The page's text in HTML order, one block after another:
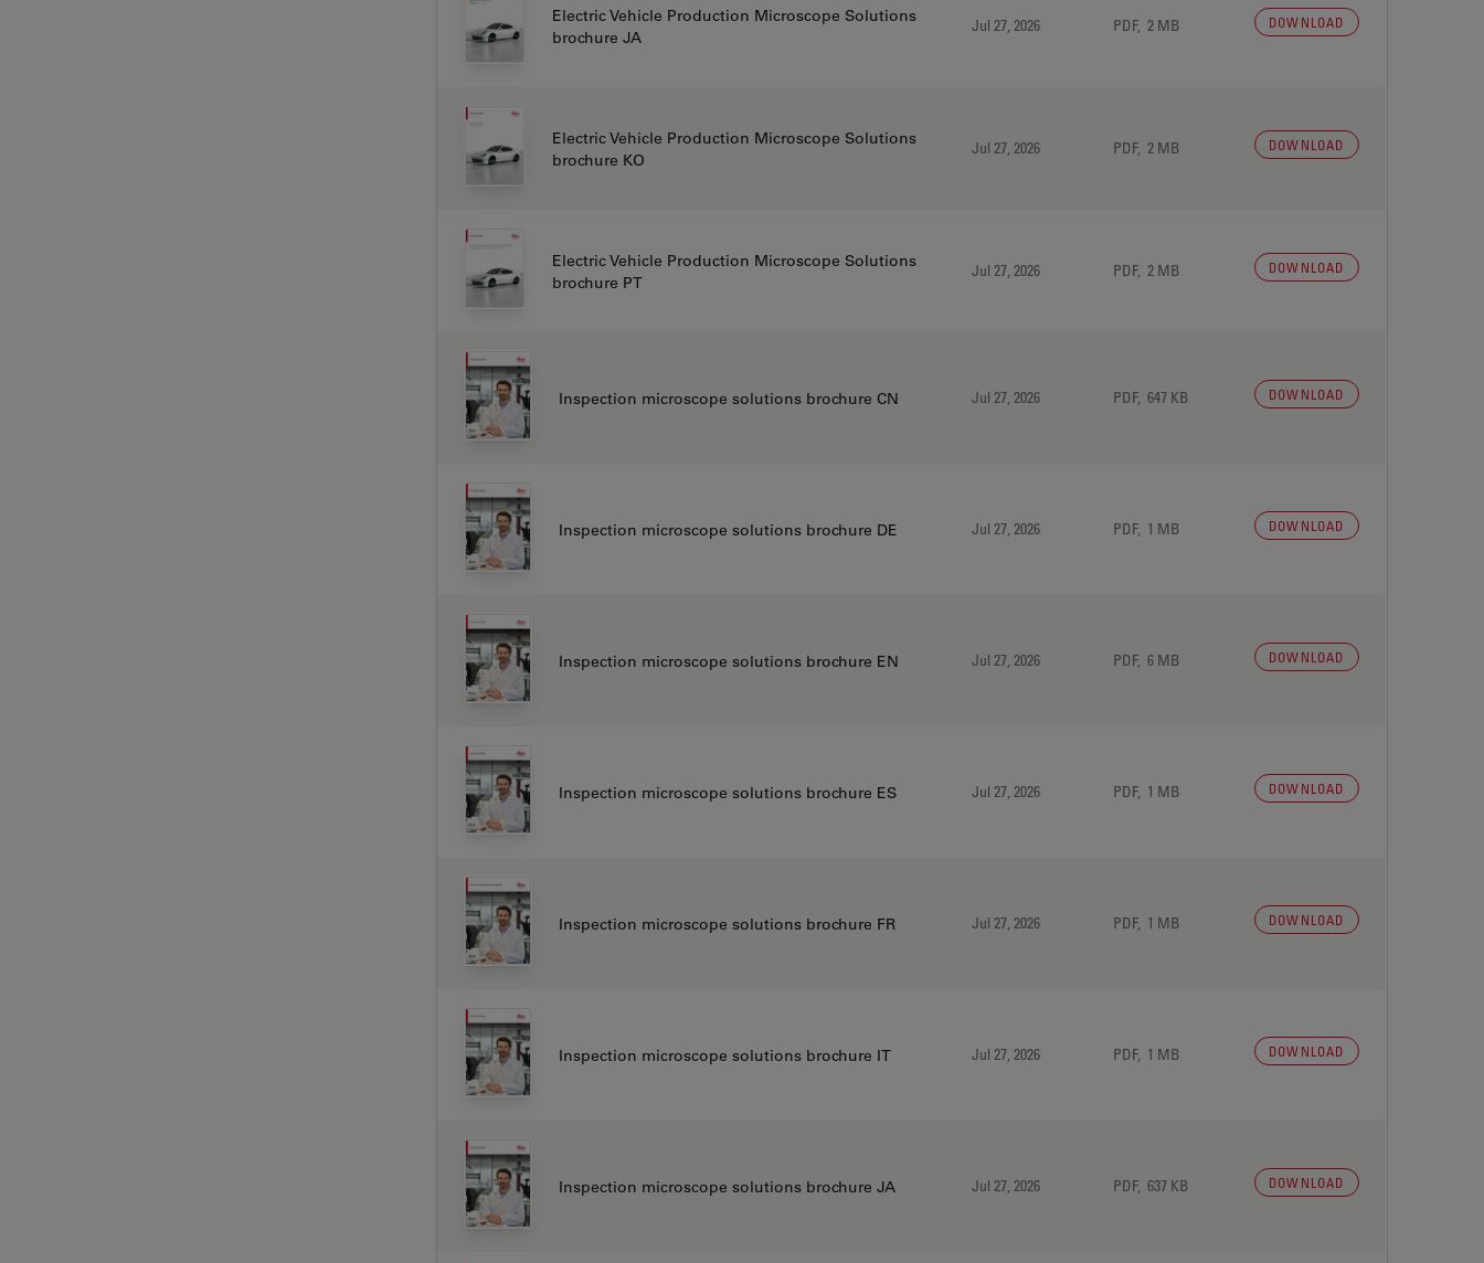
Electric Vehicle Production Microscope Solutions
brochure JA
Jul 27, 2026 PDF, 2 MB DOWNLOAD
Electric Vehicle Production Microscope Solutions
brochure KO
Jul 27, 2026 PDF, 2 MB DOWNLOAD
Electric Vehicle Production Microscope Solutions
brochure PT
Jul 27, 2026 PDF, 2 MB DOWNLOAD
Inspection microscope solutions brochure CN Jul 27, 2026 PDF, 647 KB DOWNLOAD
Inspection microscope solutions brochure DE Jul 27, 2026 PDF, 1 MB DOWNLOAD
Inspection microscope solutions brochure EN Jul 27, 2026 PDF, 6 MB DOWNLOAD
Inspection microscope solutions brochure ES Jul 27, 2026 PDF, 1 MB DOWNLOAD
Inspection microscope solutions brochure FR Jul 27, 2026 PDF, 1 MB DOWNLOAD
Inspection microscope solutions brochure IT Jul 27, 2026 PDF, 1 MB DOWNLOAD
Inspection microscope solutions brochure JA Jul 27, 2026 PDF, 637 KB DOWNLOAD